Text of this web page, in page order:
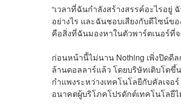
“เวลาที่ฉันกำลังสร้างสรรค์อะไรอ
อย่างไร และฉันชอบเสียงกับดีไซน์ข
คือสิ่งที่ฉันมองหาในตัวพาร์ตเนอร์ที่จ
ก่อนหน้านี้ไม่นาน Nothing เพิ่งปิดดี
ล้านดอลลาร์แล้ว โดยบริษัทเติบโตขึ้
กำแพงระหว่างเทคโนโลยีกับคัลเจ
อนาคตผู้บริโภคโปรดักต์เทคโนโลยีไ